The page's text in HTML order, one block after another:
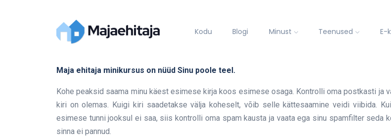
Kodu Blogi Minust Teenused E-
Maja ehitaja minikursus on nüüd Sinu poole teel.
Kohe peaksid saama minu käest esimese kirja koos esimese osaga. Kontrolli oma postkasti ja
kiri on olemas. Kuigi kiri saadetakse välja koheselt, võib selle kättesaamine veidi viibida.
esimese tunni jooksul ei saa, siis kontrolli oma spam kausta ja vaata ega sinu spamfilter seda
sinna ei pannud.